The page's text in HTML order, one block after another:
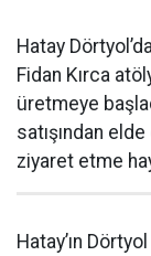
Hatay
Fidan Kırca
üretmeye
satışından
ziyaret etme
Hatay’ın